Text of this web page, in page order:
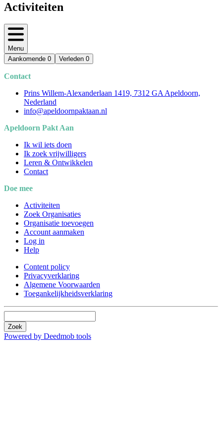
Activiteiten
Menu
Aankomende 0 Verleden 0
Contact
Prins Willem-Alexanderlaan 1419, 7312 GA Apeldoorn,
Nederland
info@apeldoornpaktaan.nl
Apeldoorn Pakt Aan
Ik wil iets doen
Ik zoek vrijwilligers
Leren & Ontwikkelen
Contact
Doe mee
Activiteiten
Zoek Organisaties
Organisatie toevoegen
Account aanmaken
Log in
Help
Content policy
Privacyverklaring
Algemene Voorwaarden
Toegankelijkheidsverklaring
Zoek
Powered by Deedmob tools